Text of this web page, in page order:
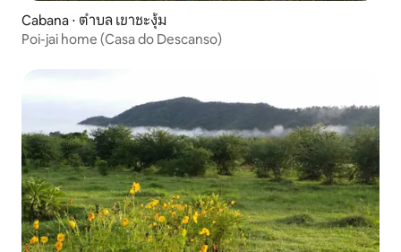
Cabana ⋅ ตำบล เขาชะงุ้ม
Poi-jai home (Casa do Descanso)